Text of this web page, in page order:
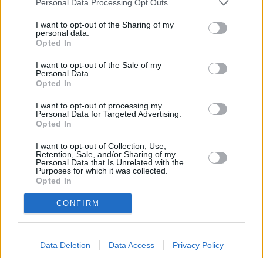
Personal Data Processing Opt Outs
I want to opt-out of the Sharing of my
personal data.
Opted In
I want to opt-out of the Sale of my
Personal Data.
Opted In
I want to opt-out of processing my
Personal Data for Targeted Advertising.
Opted In
I want to opt-out of Collection, Use,
Retention, Sale, and/or Sharing of my
Personal Data that Is Unrelated with the
Purposes for which it was collected.
Opted In
CONFIRM
Data Deletion Data Access Privacy Policy
Seko mums
E-izdevumu arhīvs
MEKLĒT
SKATĪT ŽURNĀLA ARHĪVU
Dalies